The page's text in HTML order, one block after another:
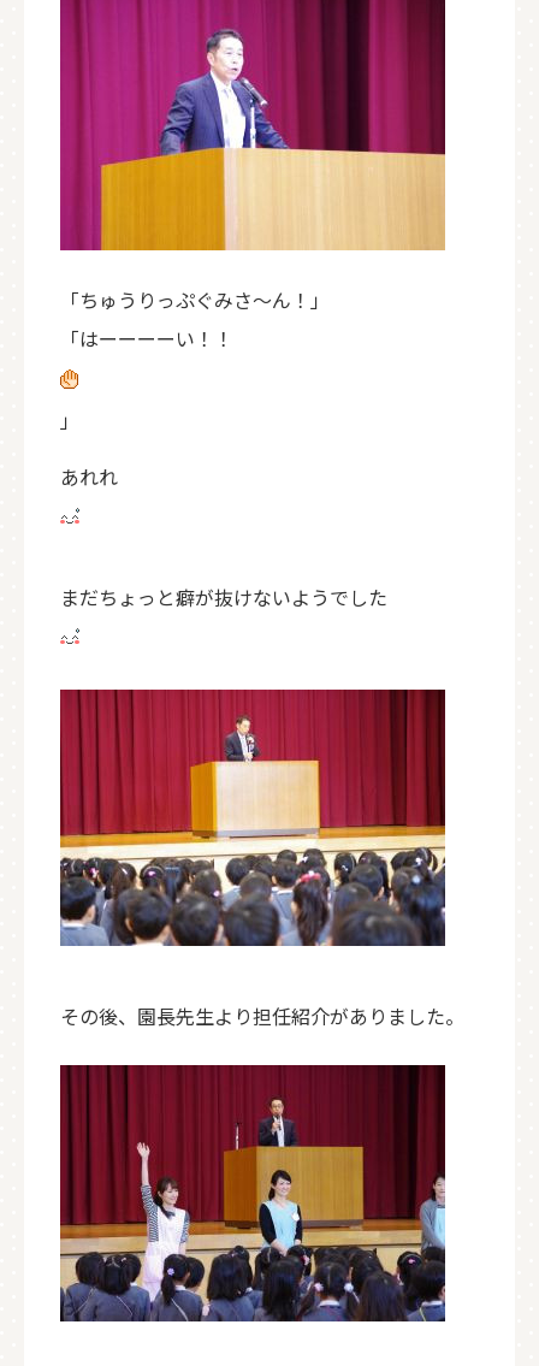
「ちゅうりっぷぐみさ～ん！」
「はーーーーい！！
」
あれれ
まだちょっと癖が抜けないようでした
その後、園長先生より担任紹介がありました。